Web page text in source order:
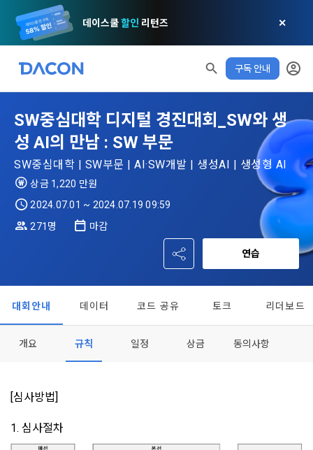
데이스쿨할인 리턴즈 ✕
구독 안내
모두 읽음 모두 삭제
0 / 800
이용약관
제 1 조 (목적)
본 약관은 데이콘 주식회사(이하 “회사”)와 “회원” 간에 정보 서
비스를 이용하는 조건 및 절차에 관한 필요한 사항을 약속하여
스를 사용하는 동안 계속 유효하다. 본 약관은 저작권 분쟁 정책
개인정보 처리방침
데이콘 개인정보 처리방침
(2021.05.24 본)
는 ‘회사’)는 서비스 기획부터 종료까지 정보통신망 이용촉진 및
등 국내의 개인정보 보호 법령을 철저히 준수합니다.
마케팅 정보 수신 동의
1. 광고성 정보의 이용목적
DACON이 제공하는 이용자 맞춤형 서비스 및 상품 추천, 각종
경품 행사, 이벤트, 경진대회 홍보 목적 등의 광고성 정보를 전자
서신우편, 문자(SMS 또는 카카오 알림톡), 푸시, 전화 등을 통해
SW중심대학 디지털 경진대회_SW와 생
성 AI의 만남 : SW 부문
SW중심대학 | SW부문 | AI·SW개발 | 생성AI | 생성형 AI
상금 1,220 만원
2024.07.01 ~ 2024.07.19 09:59
271명
마감
연습
대회안내 데이터 코드 공유 토크 리더보드
개요 규칙 일정 상금 동의사항
[심사방법]
1. 심사절차